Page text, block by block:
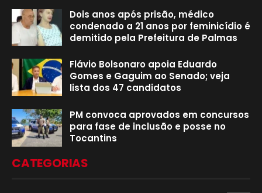
Dois anos após prisão, médico
condenado a 21 anos por feminicídio é
demitido pela Prefeitura de Palmas
Flávio Bolsonaro apoia Eduardo
Gomes e Gaguim ao Senado; veja
lista dos 47 candidatos
PM convoca aprovados em concursos
para fase de inclusão e posse no
Tocantins
CATEGORIAS